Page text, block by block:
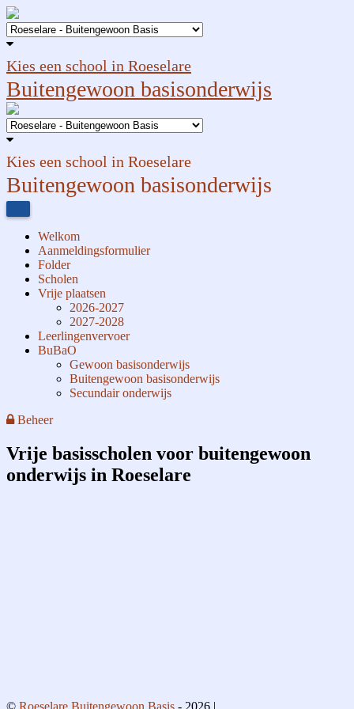
Kies een school in Roeselare
Buitengewoon basisonderwijs
Kies een school in Roeselare
Buitengewoon basisonderwijs
Welkom
Aanmeldingsformulier
Folder
Scholen
Vrije plaatsen
2026-2027
2027-2028
Leerlingenvervoer
BuBaO
Gewoon basisonderwijs
Buitengewoon basisonderwijs
Secundair onderwijs
Beheer
Vrije basisscholen voor buitengewoon
onderwijs in Roeselare
© Roeselare Buitengewoon Basis - 2026 |